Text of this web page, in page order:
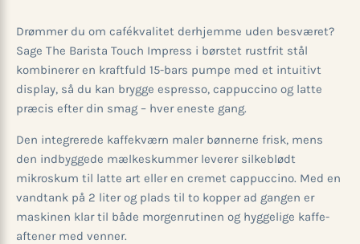
Drømmer du om cafékvalitet derhjemme uden besværet?
Sage The Barista Touch Impress i børstet rustfrit stål
kombinerer en kraftfuld 15-bars pumpe med et intuitivt
display, så du kan brygge espresso, cappuccino og latte
præcis efter din smag – hver eneste gang.
Den integrerede kaffekværn maler bønnerne frisk, mens
den indbyggede mælkeskummer leverer silkeblødt
mikroskum til latte art eller en cremet cappuccino. Med en
vandtank på 2 liter og plads til to kopper ad gangen er
maskinen klar til både morgenrutinen og hyggelige kaffe­
aftener med venner.